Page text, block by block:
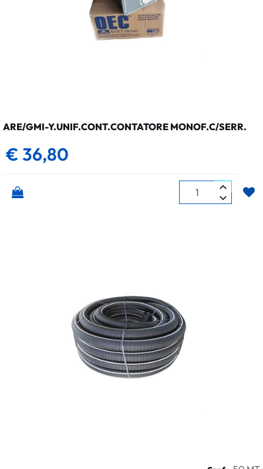
ARE/GMI-Y.UNIF.CONT.CONTATORE MONOF.C/SERR.
€ 36,80
Quantità